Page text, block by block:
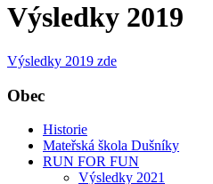
Výsledky 2019
Výsledky 2019 zde
Obec
Historie
Mateřská škola Dušníky
RUN FOR FUN
Výsledky 2021